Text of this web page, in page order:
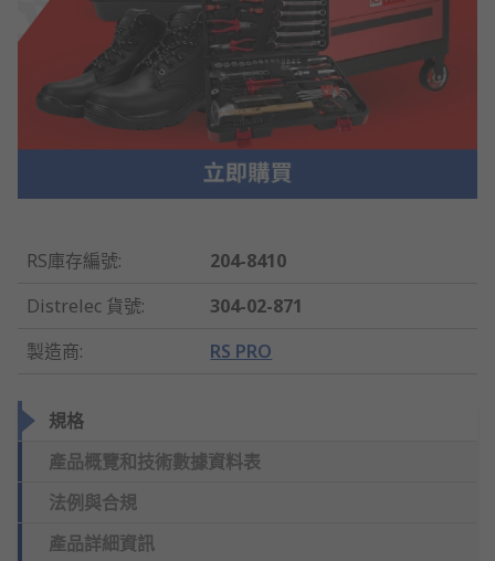
RS庫存編號:
204-8410
Distrelec 貨號:
304-02-871
製造商: RS PRO
規格
產品概覽和技術數據資料表
法例與合規
產品詳細資訊